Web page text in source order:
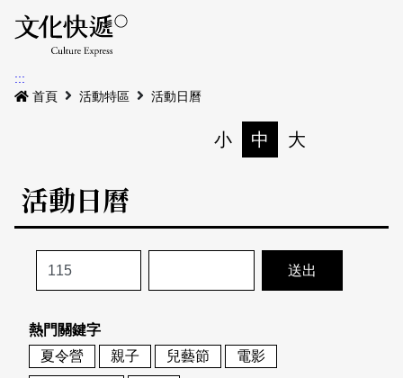
最新公告
本期專題
歷史專題
活動特區
活動列表
地圖搜尋
關於我們
關於我們
會員基本資料
網站導覽 English
:::
首頁
活動特區 活動日曆
小 中 大
活動日曆
熱門關鍵字
夏令營
親子 兒藝節
電影